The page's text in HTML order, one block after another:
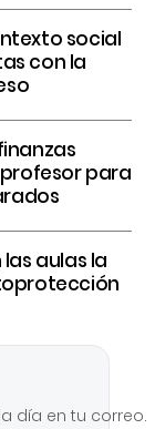
social
con la
para
aulas la
día en tu correo.